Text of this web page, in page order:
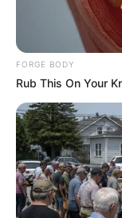
4x Stronger
MEDVI
FORGE BODY
Rub This On Your